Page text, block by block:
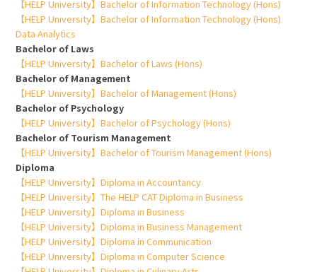
【HELP University】Bachelor of Information Technology (Hons)
【HELP University】Bachelor of Information Technology (Hons)
Data Analytics
Bachelor of Laws
【HELP University】Bachelor of Laws (Hons)
Bachelor of Management
【HELP University】Bachelor of Management (Hons)
Bachelor of Psychology
【HELP University】Bachelor of Psychology (Hons)
Bachelor of Tourism Management
【HELP University】Bachelor of Tourism Management (Hons)
Diploma
【HELP University】Diploma in Accountancy
【HELP University】The HELP CAT Diploma in Business
【HELP University】Diploma in Business
【HELP University】Diploma in Business Management
【HELP University】Diploma in Communication
【HELP University】Diploma in Computer Science